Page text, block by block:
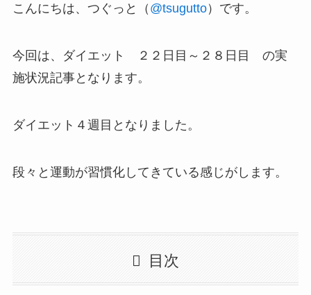
こんにちは、つぐっと（ @tsugutto）です。
今回は、ダイエット ２２日目～２８日目 の実
施状況記事となります。
ダイエット４週目となりました。
段々と運動が習慣化してきている感じがします。
目次